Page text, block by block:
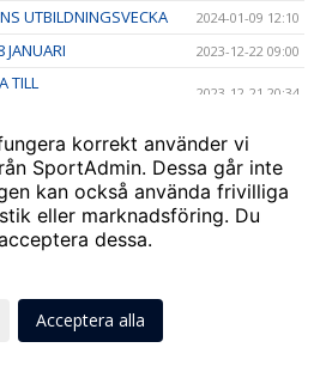
UTBILDNINGSVECKA 2024-01-09 12:10
JANUARI 2023-12-22 09:00
TILL
2023-12-21 20:34
VID HJORTHAGENS IP 2023-12-18 20:03
2023-12-12 11:07
2024 2023-12-08 13:01
TILL DJURGÅRDEN
MED A-
korrekt använder vi
SportAdmin. Dessa går inte
kan också använda frivilliga
eller marknadsföring. Du
dessa.
Acceptera alla